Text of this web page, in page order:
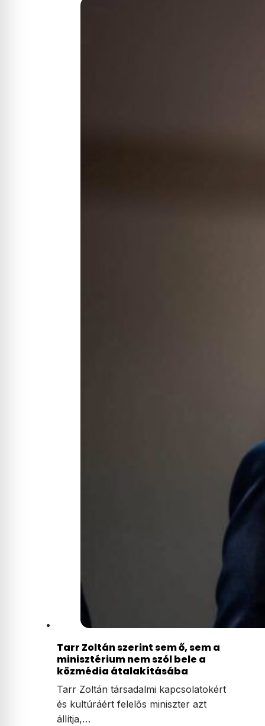
Tarr Zoltán szerint sem ő, sem a
minisztérium nem szól bele a
közmédia átalakításába
Tarr Zoltán társadalmi kapcsolatokért
és kultúráért felelős miniszter azt
állítja,…